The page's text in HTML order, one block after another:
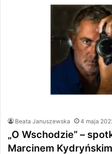
Beata Januszewska 4 maja
„O Wschodzie” –
Marcinem Kydryńskim